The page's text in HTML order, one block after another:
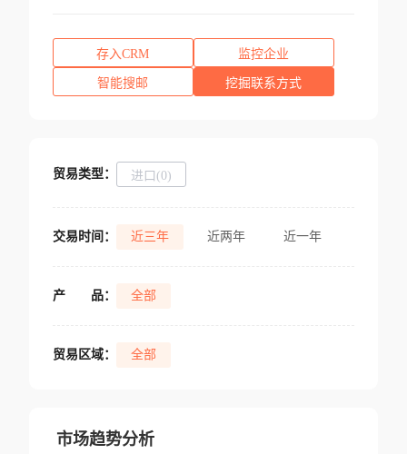
存入CRM 监控企业
智能搜邮 挖掘联系方式
贸易类型： 进口(0)
交易时间： 近三年 近两年 近一年
产 品： 全部
贸易区域： 全部
市场趋势分析